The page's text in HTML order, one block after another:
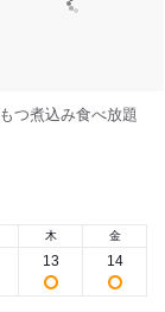
つ煮込み食べ放題
木
13
金
14